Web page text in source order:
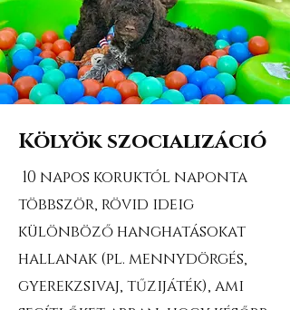
Kölyök szocializáció
10 napos koruktól naponta
többször, rövid ideig
különböző hanghatásokat
hallanak (pl. mennydörgés,
gyerekzsivaj, tűzijáték), ami